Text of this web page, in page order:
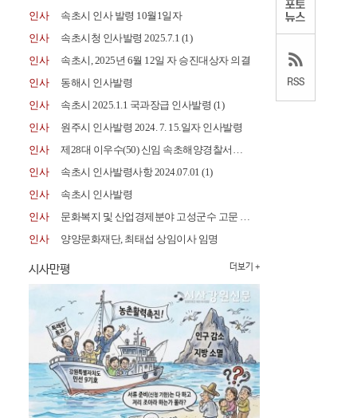
인사
속초시 인사 발령 10월1일자
인사
속초시청 인사발령 2025.7.1 (1)
인사
속초시, 2025년 6월 12일 자 승진대상자 의결
인사
동해시 인사발령
인사
속초시 2025.1.1 국과장급 인사발령 (1)
인사
원주시 인사발령 2024. 7. 15.일자 인사발령
인사
제28대 이우수(50) 신임 속초해양경찰서장 취임
인사
속초시 인사발령사항 2024.07.01 (1)
인사
속초시 인사발령
인사
문화복지 및 산업경제분야 고성군수 고문 위촉
인사
양양문화재단, 최태섭 상임이사 임명
시사만평 더보기 +